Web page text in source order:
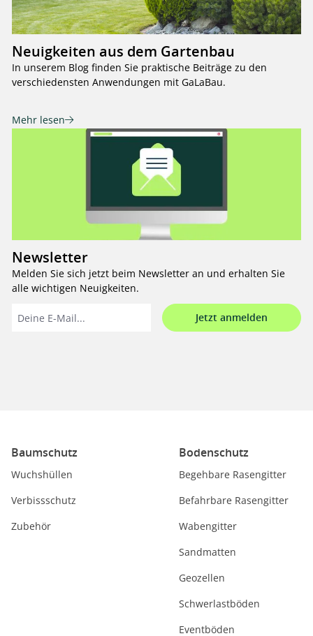
Neuigkeiten aus dem Gartenbau
In unserem Blog finden Sie praktische Beiträge zu den
verschiedensten Anwendungen mit GaLaBau.
Mehr lesen
Newsletter
Melden Sie sich jetzt beim Newsletter an und erhalten Sie
alle wichtigen Neuigkeiten.
Jetzt anmelden
Baumschutz
Wuchshüllen
Verbissschutz
Zubehör
Bodenschutz
Begehbare Rasengitter
Befahrbare Rasengitter
Wabengitter
Sandmatten
Geozellen
Schwerlastböden
Eventböden